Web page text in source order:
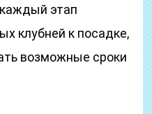
этап
клубней к посадке,
возможные сроки